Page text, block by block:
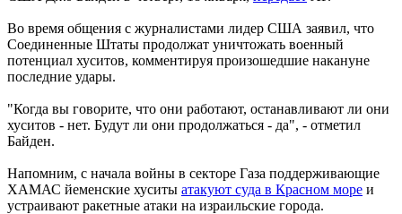
Во время общения с журналистами лидер США заявил, что
Соединенные Штаты продолжат уничтожать военный
потенциал хуситов, комментируя произошедшие накануне
последние удары.
"Когда вы говорите, что они работают, останавливают ли они
хуситов - нет. Будут ли они продолжаться - да", - отметил
Байден.
Напомним, с начала войны в секторе Газа поддерживающие
ХАМАС йеменские хуситы атакуют суда в Красном море и
устраивают ракетные атаки на израильские города.